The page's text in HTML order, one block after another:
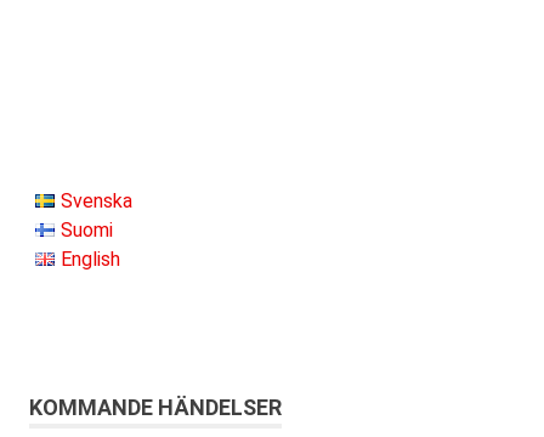
Svenska
Suomi
English
KOMMANDE HÄNDELSER